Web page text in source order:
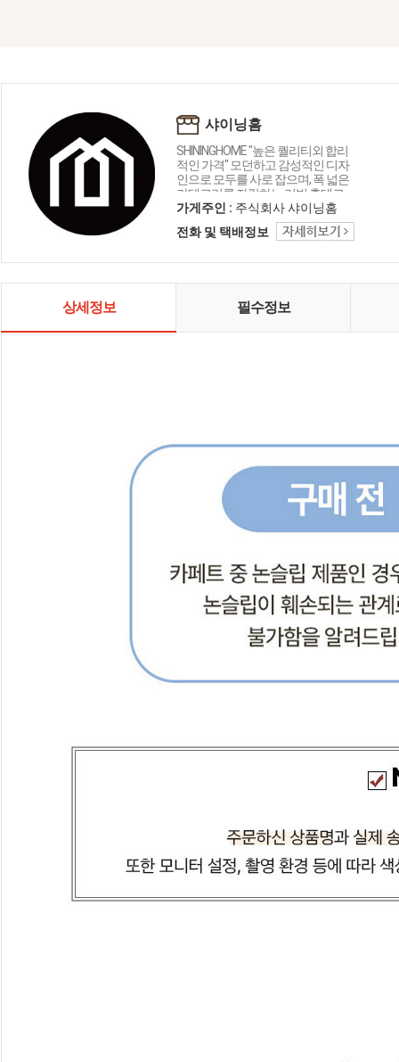
샤이닝홈
SHININGHOME "높은 퀄리티외 합리
적인 가격" 모던하고 감성적인 디자
인으로 모두를 사로 잡으며, 폭 넓은
카테고리를 자랑하는 리빙 홈데코
인테리어 샤이닝홈입니다.
가게주인 : 주식회사 샤이닝홈
전화 및 택배정보
상세정보 필수정보